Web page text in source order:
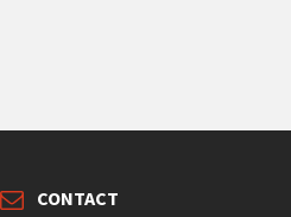
CONTACT